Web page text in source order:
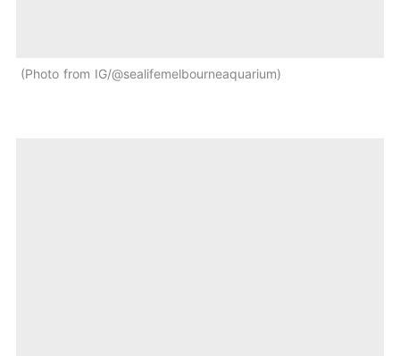
Photo from IG/@sealifemelbourneaquarium